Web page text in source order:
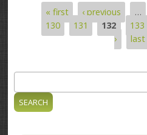
Pages
« first ‹ previous …
130
131 132 133
›
last
Search form